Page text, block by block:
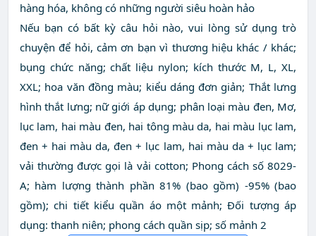
hàng hóa, không có những người siêu hoàn hảo
Nếu bạn có bất kỳ câu hỏi nào, vui lòng sử dụng trò
chuyện để hỏi, cảm ơn bạn vì thương hiệu khác / khác;
bụng chức năng; chất liệu nylon; kích thước M, L, XL,
XXL; hoa văn đồng màu; kiểu dáng đơn giản; Thắt lưng
hình thắt lưng; nữ giới áp dụng; phân loại màu đen, Mơ,
lục lam, hai màu đen, hai tông màu da, hai màu lục lam,
đen + hai màu da, đen + lục lam, hai màu da + lục lam;
vải thường được gọi là vải cotton; Phong cách số 8029-
A; hàm lượng thành phần 81% (bao gồm) -95% (bao
gồm); chi tiết kiểu quần áo một mảnh; Đối tượng áp
dụng: thanh niên; phong cách quần sịp; số mảnh 2